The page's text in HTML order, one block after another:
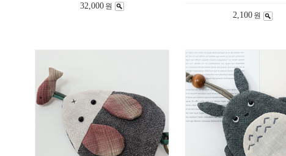
32,000 원
2,100 원